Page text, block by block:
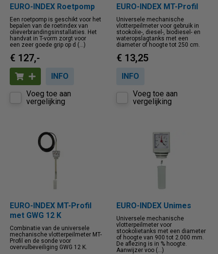
EURO-INDEX Roetpomp
Een roetpomp is geschikt voor het
bepalen van de roetindex van
olieverbrandingsinstallaties. Het
handvat in T-vorm zorgt voor
een zeer goede grip op d (...)
€ 127,-
INFO
Voeg toe aan
vergelijking
EURO-INDEX MT-Profil
Universele mechanische
vlotterpeilmeter voor gebruik in
stookolie-, diesel-, biodiesel- en
wateropslagtanks met een
diameter of hoogte tot 250 cm.
€ 13,25
INFO
Voeg toe aan
vergelijking
EURO-INDEX MT-Profil
met GWG 12 K
Combinatie van de universele
mechanische vlotterpeilmeter MT-
Profil en de sonde voor
overvulbeveiliging GWG 12 K.
EURO-INDEX Unimes
Universele mechanische
vlotterpeilmeter voor
stookolietanks met een diameter
of hoogte van 900 tot 2.000 mm.
De aflezing is in % hoogte.
Aanwijzer voo (...)